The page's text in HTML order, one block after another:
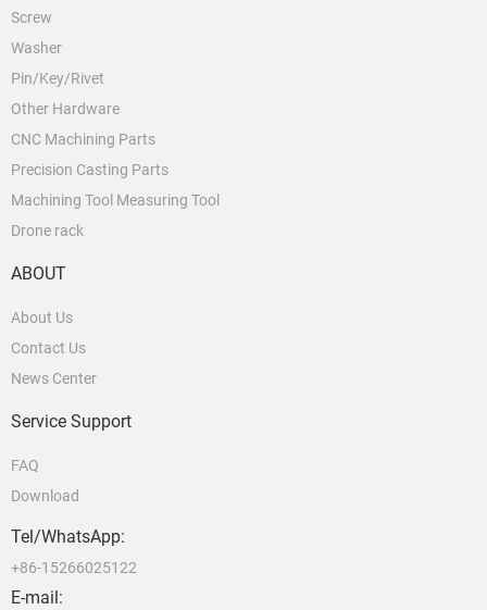
Screw
Washer
Pin/Key/Rivet
Other Hardware
CNC Machining Parts
Precision Casting Parts
Machining Tool Measuring Tool
Drone rack
ABOUT
About Us
Contact Us
News Center
Service Support
FAQ
Download
Tel/WhatsApp:
+86-15266025122
E-mail: